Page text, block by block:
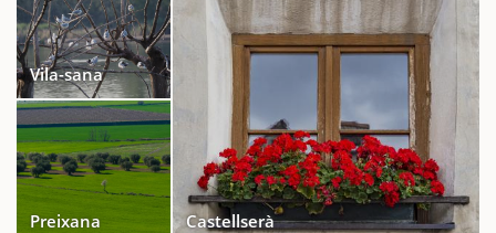
Vila-sana
Preixana Castellserà